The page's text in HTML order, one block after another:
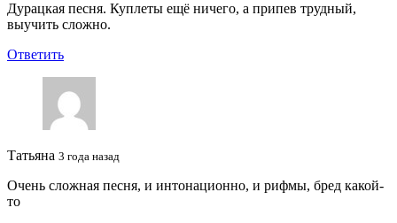
Дурацкая песня. Куплеты ещё ничего, а припев трудный,
выучить сложно.
Ответить
Татьяна 3 года назад
Очень сложная песня, и интонационно, и рифмы, бред какой-
то